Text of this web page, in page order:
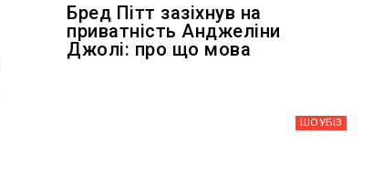
Бред Пітт зазіхнув на
приватність Анджеліни
Джолі: про що мова
ШОУБIЗ